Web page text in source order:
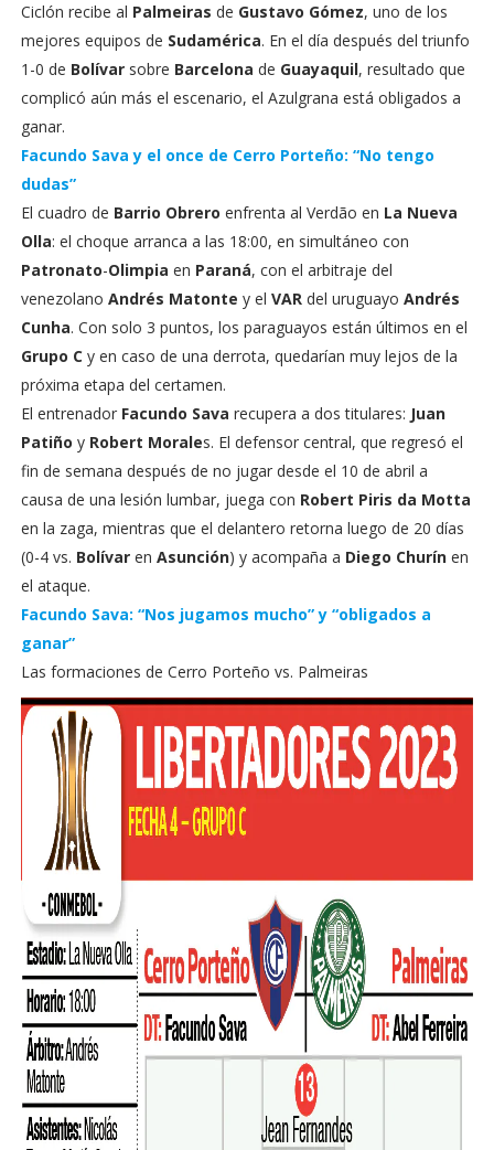
Ciclón recibe al Palmeiras de Gustavo Gómez, uno de los
mejores equipos de Sudamérica. En el día después del triunfo
1-0 de Bolívarsobre Barcelona de Guayaquil, resultado que
complicó aún más el escenario, el Azulgrana está obligados a
ganar.
Facundo Sava y el once de Cerro Porteño: “No tengo
dudas”
El cuadro de Barrio Obrero enfrenta al Verdão en La Nueva
Olla: el choque arranca a las 18:00, en simultáneo con
Patronato-Olimpia en Paraná, con el arbitraje del
venezolano Andrés Matonte y el VARdel uruguayo Andrés
Cunha. Con solo 3 puntos, los paraguayos están últimos en el
Grupo Cy en caso de una derrota, quedarían muy lejos de la
próxima etapa del certamen.
El entrenador Facundo Sava recupera a dos titulares: Juan
Patiño y Robert Morales. El defensor central, que regresó el
fin de semana después de no jugar desde el 10 de abril a
causa de una lesión lumbar, juega con Robert Piris da Motta
en la zaga, mientras que el delantero retorna luego de 20 días
(0-4 vs. Bolívaren Asunción) y acompaña a Diego Churínen
el ataque.
Facundo Sava: “Nos jugamos mucho” y “obligados a
ganar”
Las formaciones de Cerro Porteño vs. Palmeiras